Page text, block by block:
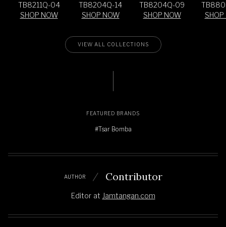
TB8211Q-04
SHOP NOW
TB8204Q-14
SHOP NOW
TB8204Q-09
SHOP NOW
SHOP
VIEW ALL COLLECTIONS
FEATURED BRANDS
#Tsar Bomba
AUTHOR Contributor
Editor at Jamtangan.com